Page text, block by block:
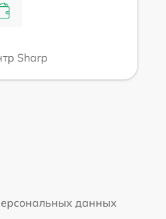
Sharp
данных